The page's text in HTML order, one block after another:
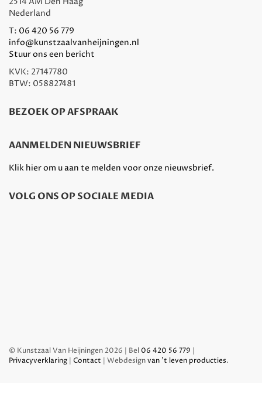
Nederland
T: 06 420 56 779
info@kunstzaalvanheijningen.nl
Stuur ons een bericht
KVK: 27147780
BTW: 058827481
BEZOEK OP AFSPRAAK
AANMELDEN NIEUWSBRIEF
Klik hier om u aan te melden voor onze nieuwsbrief.
VOLG ONS OP SOCIALE MEDIA
© Kunstzaal Van Heijningen 2026 | Bel 06 420 56 779 |
Privacyverklaring | Contact | Webdesignvan 't leven producties.